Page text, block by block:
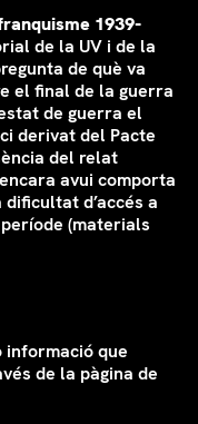
1939-
de la UV i de la
de què va
el final de la guerra
de guerra el
derivat del Pacte
del relat
avui comporta
d’accés a
(materials
informació que
de la pàgina de